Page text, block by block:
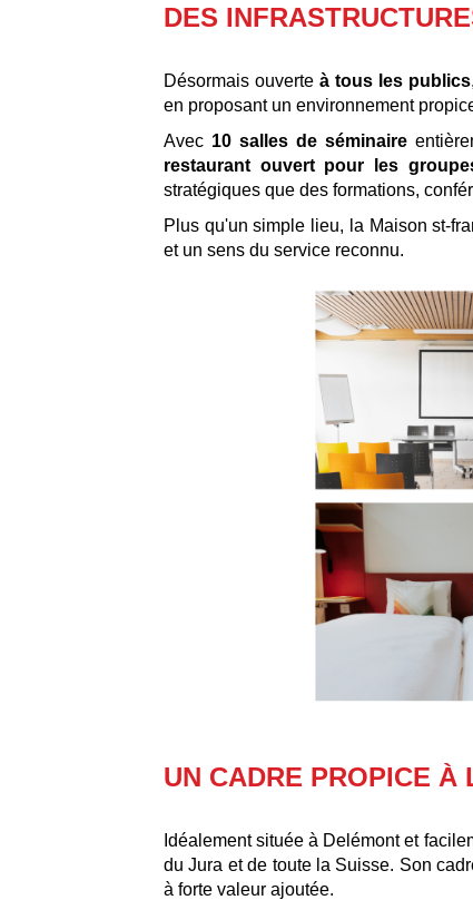
DES
Désormais ouverte à tous les publics
en proposant un environnement
Avec 10 salles de séminaire
restaurant ouvert pour les
stratégiques que des formations,
Plus qu'un simple lieu, la Maison st-
et un sens du service reconnu.
UN CADRE PROPICE À
Idéalement située à Delémont et
du Jura et de toute la Suisse. Son
à forte valeur ajoutée.